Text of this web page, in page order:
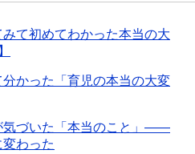
て初めてわかった本当の大
かった「育児の本当の大変
気づいた「本当のこと」——
わった